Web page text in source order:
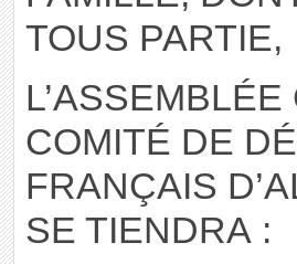
TOUS PARTIE,
COMITÉ DE
FRANÇAIS
SE TIENDRA :